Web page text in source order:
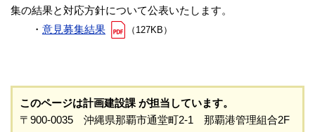
集の結果と対応方針について公表いたします。
・ 意見募集結果 （127KB）
このページは計画建設課 が担当しています。
〒900-0035 沖縄県那覇市通堂町2-1 那覇港管理組合2F